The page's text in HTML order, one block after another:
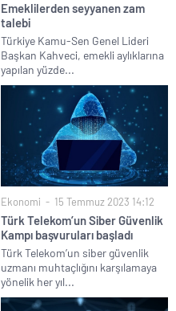
Emeklilerden seyyanen zam
talebi
Türkiye Kamu-Sen Genel Lideri
Başkan Kahveci, emekli aylıklarına
yapılan yüzde...
Ekonomi 15 Temmuz 2023 14:12
Türk Telekom’un Siber Güvenlik
Kampı başvuruları başladı
Türk Telekom’un siber güvenlik
uzmanı muhtaçlığını karşılamaya
yönelik her yıl...